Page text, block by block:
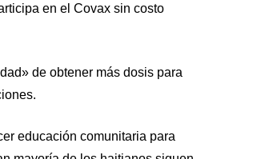
en el Covax sin costo
de obtener más dosis para
educación comunitaria para